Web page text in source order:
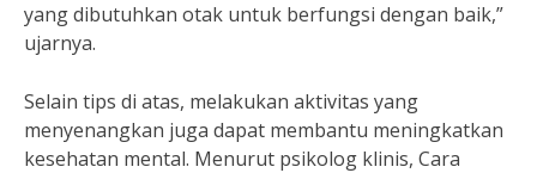
yang dibutuhkan otak untuk berfungsi dengan baik,”
ujarnya.
Selain tips di atas, melakukan aktivitas yang
menyenangkan juga dapat membantu meningkatkan
kesehatan mental. Menurut psikolog klinis, Cara